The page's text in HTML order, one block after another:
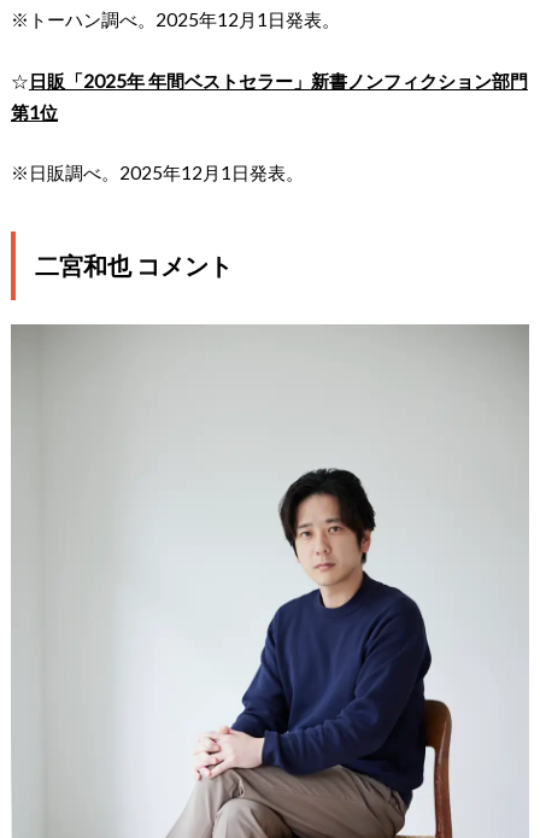
※トーハン調べ。2025年12月1日発表。
☆日販「2025年 年間ベストセラー」新書ノンフィクション部門
第1位
※日販調べ。2025年12月1日発表。
二宮和也 コメント